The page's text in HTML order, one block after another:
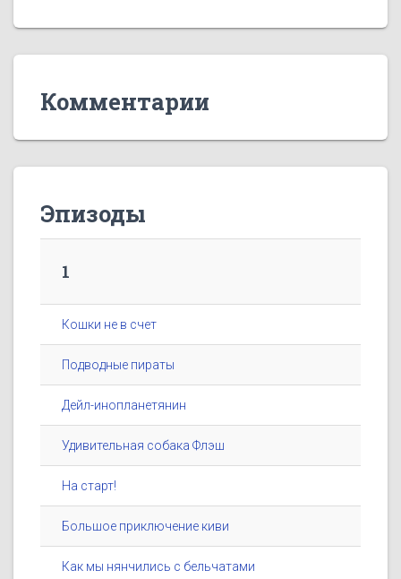
Комментарии
Эпизоды
1
Кошки не в счет
Подводные пираты
Дейл-инопланетянин
Удивительная собака Флэш
На старт!
Большое приключение киви
Как мы нянчились с бельчатами